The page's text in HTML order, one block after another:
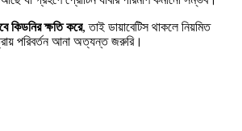
কিডনির ক্ষতি করে, তাই ডায়াবেটিস থাকলে নিয়মিত
পরিবর্তন আনা অত্যন্ত জরুরি।